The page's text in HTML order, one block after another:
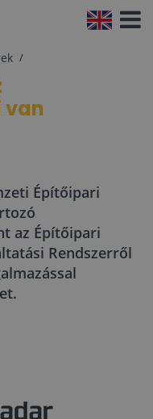
van
Építőipari
az Építőipari
Rendszerről